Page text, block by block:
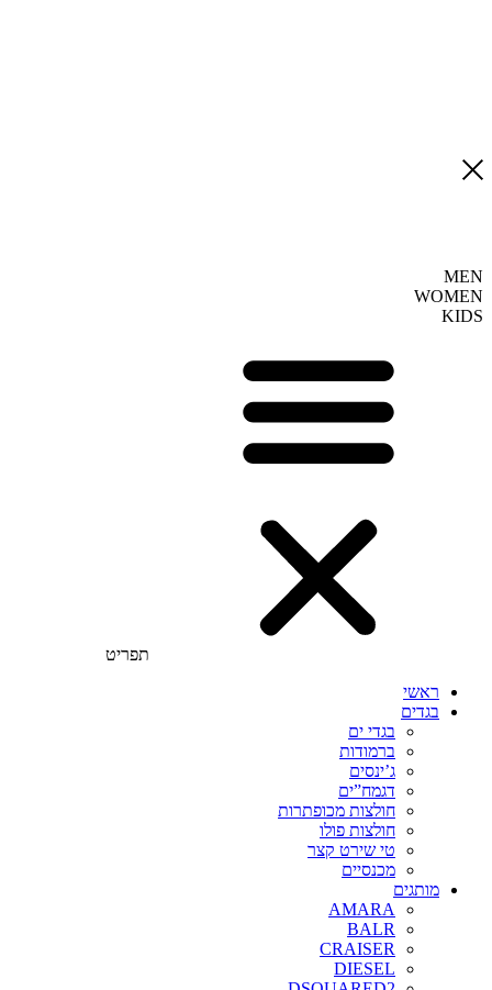
MEN
WOMEN
KIDS
תפריט
ראשי
בגדים
בגדי ים
ברמודות
ג’ינסים
דגמח”ים
חולצות מכופתרות
חולצות פולו
טי שירט קצר
מכנסיים
מותגים
AMARA
BALR
CRAISER
DIESEL